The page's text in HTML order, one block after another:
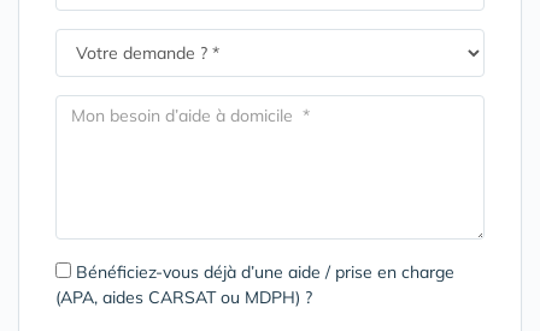
Bénéficiez-vous déjà d’une aide / prise en charge
(APA, aides CARSAT ou MDPH) ?